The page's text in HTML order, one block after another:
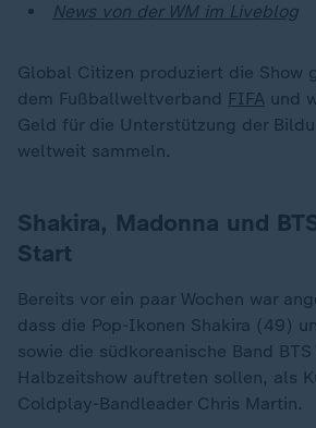
News von der WM im Liveblog
Global Citizen produziert die Show
dem Fußballweltverband FIFA und
Geld für die Unterstützung der
weltweit sammeln.
Shakira, Madonna und
Start
Bereits vor ein paar Wochen war
dass die Pop-Ikonen Shakira (49)
sowie die südkoreanische Band
Halbzeitshow auftreten sollen, als
Coldplay-Bandleader Chris Martin.